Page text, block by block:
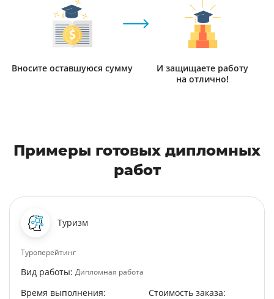
Вносите оставшуюся сумму
И защищаете работу
на отлично!
Примеры готовых дипломных
работ
Туризм
Туроперейтинг
Вид работы: Дипломная работа
Время выполнения: Стоимость заказа: